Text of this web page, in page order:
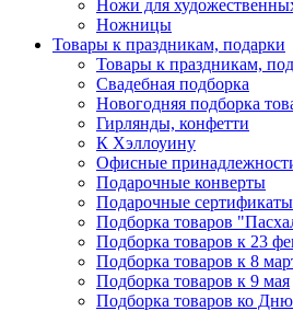
Ножи для
Ножницы
Товары к праздникам, подарки
Товары к праздникам,
Свадебная подборка
Новогодняя подборка
Гирлянды, конфетти
К Хэллоуину
Офисные
Подарочные конверты
Подарочные сертификаты
Подборка товаров
Подборка товаров к 23
Подборка товаров к 8
Подборка товаров к 9 мая
Подборка товаров ко